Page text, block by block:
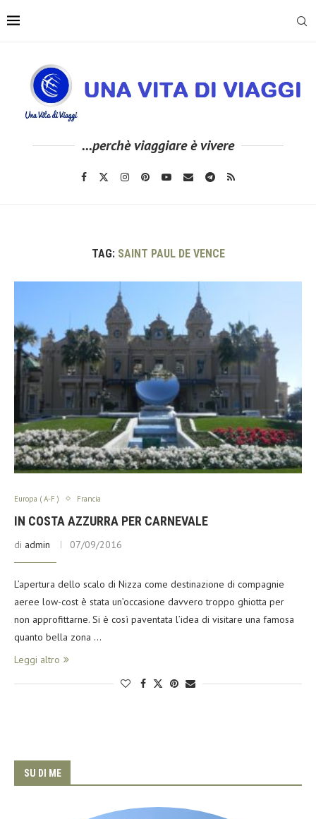
...perchè viaggiare è vivere
TAG: SAINT PAUL DE VENCE
Europa ( A-F ) Francia
IN COSTA AZZURRA PER CARNEVALE
di admin 07/09/2016
L’apertura dello scalo di Nizza come destinazione di compagnie
aeree low-cost è stata un’occasione davvero troppo ghiotta per
non approfittarne. Si è così paventata l’idea di visitare una famosa
quanto bella zona …
Leggi altro
SU DI ME